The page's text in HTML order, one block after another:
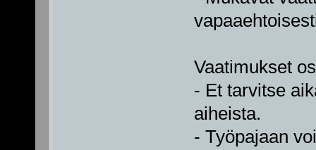
Vaatimukset
- Et tarvitse
aiheista.
- Työpajaan